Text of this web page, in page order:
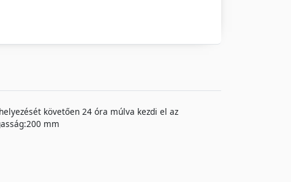
követően 24 óra múlva kezdi el az
mm